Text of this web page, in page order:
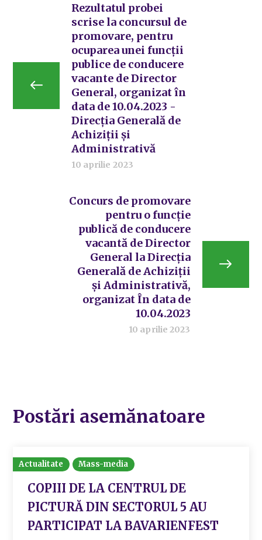
Rezultatul probei
scrise la concursul de
promovare, pentru
ocuparea unei funcții
publice de conducere
vacante de Director
General, organizat în
data de 10.04.2023 -
Direcția Generală de
Achiziții și
Administrativă
10 aprilie 2023
Concurs de promovare
pentru o funcție
publică de conducere
vacantă de Director
General la Direcția
Generală de Achiziții
și Administrativă,
organizat În data de
10.04.2023
10 aprilie 2023
Postări asemănatoare
Actualitate Mass-media
COPIII DE LA CENTRUL DE
PICTURĂ DIN SECTORUL 5 AU
PARTICIPAT LA BAVARIENFEST